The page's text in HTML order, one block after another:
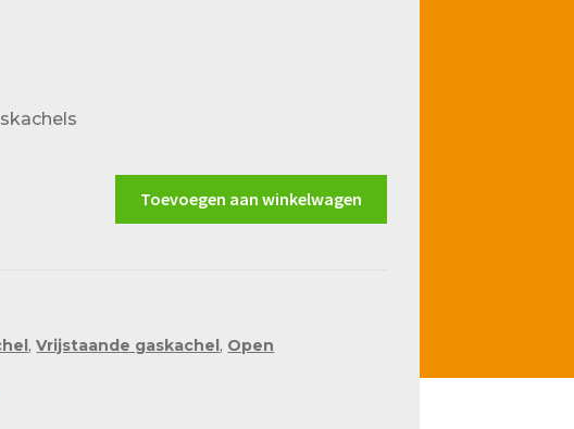
Toevoegen aan winkelwagen
,Vrijstaande gaskachel, Open